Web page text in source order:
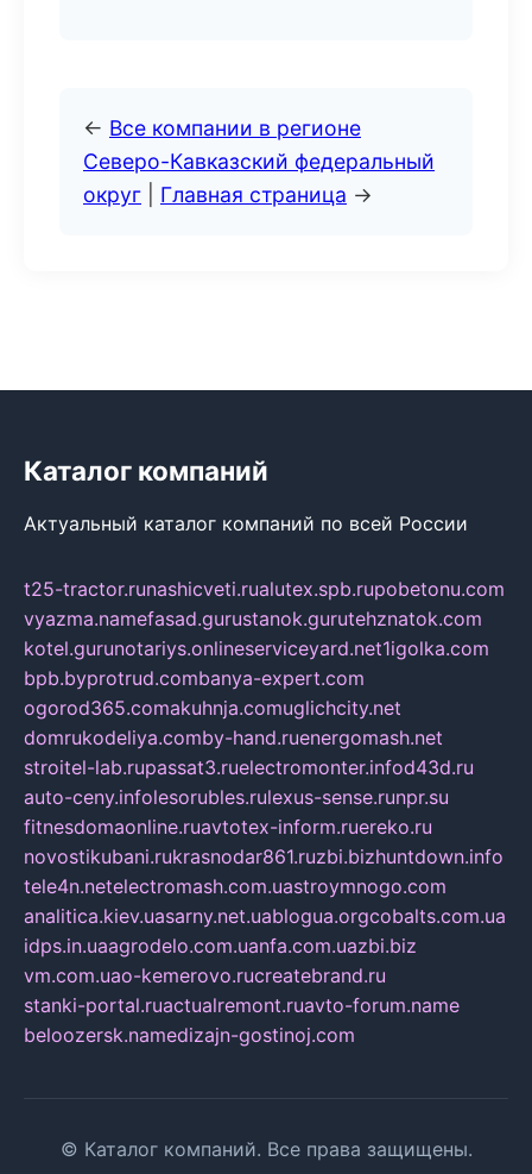
← Все компании в регионе
Северо-Кавказский федеральный
округ
Главная страница →
Каталог компаний
Актуальный каталог компаний по всей России
t25-tractor.runashicveti.rualutex.spb.rupobetonu.com
vyazma.namefasad.gurustanok.gurutehznatok.com
kotel.gurunotariys.onlineserviceyard.net1igolka.com
bpb.byprotrud.combanya-expert.com
ogorod365.comakuhnja.comuglichcity.net
domrukodeliya.comby-hand.ruenergomash.net
stroitel-lab.rupassat3.ruelectromonter.infod43d.ru
auto-ceny.infolesorubles.rulexus-sense.runpr.su
fitnesdomaonline.ruavtotex-inform.ruereko.ru
novostikubani.rukrasnodar861.ruzbi.bizhuntdown.info
tele4n.netelectromash.com.uastroymnogo.com
analitica.kiev.uasarny.net.uablogua.orgcobalts.com.ua
idps.in.uaagrodelo.com.uanfa.com.uazbi.biz
vm.com.uao-kemerovo.rucreatebrand.ru
stanki-portal.ruactualremont.ruavto-forum.name
beloozersk.namedizajn-gostinoj.com
© Каталог компаний. Все права защищены.